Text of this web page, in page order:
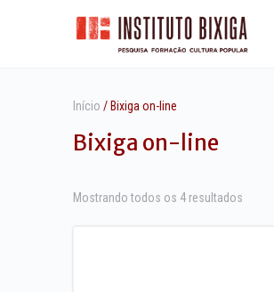
Início / Bixiga on-line
Bixiga on-line
Mostrando todos os 4 resultados